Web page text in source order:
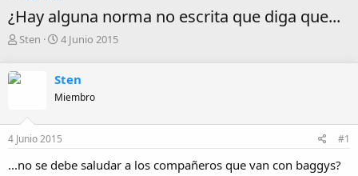
¿Hay alguna norma no escrita que diga que...
A
o
Sten
F
h
a
e
i
i
4 Junio 2015
Sten
Miembro
4 Junio 2015 #1
...no se debe saludar a los compañeros que van con baggys?